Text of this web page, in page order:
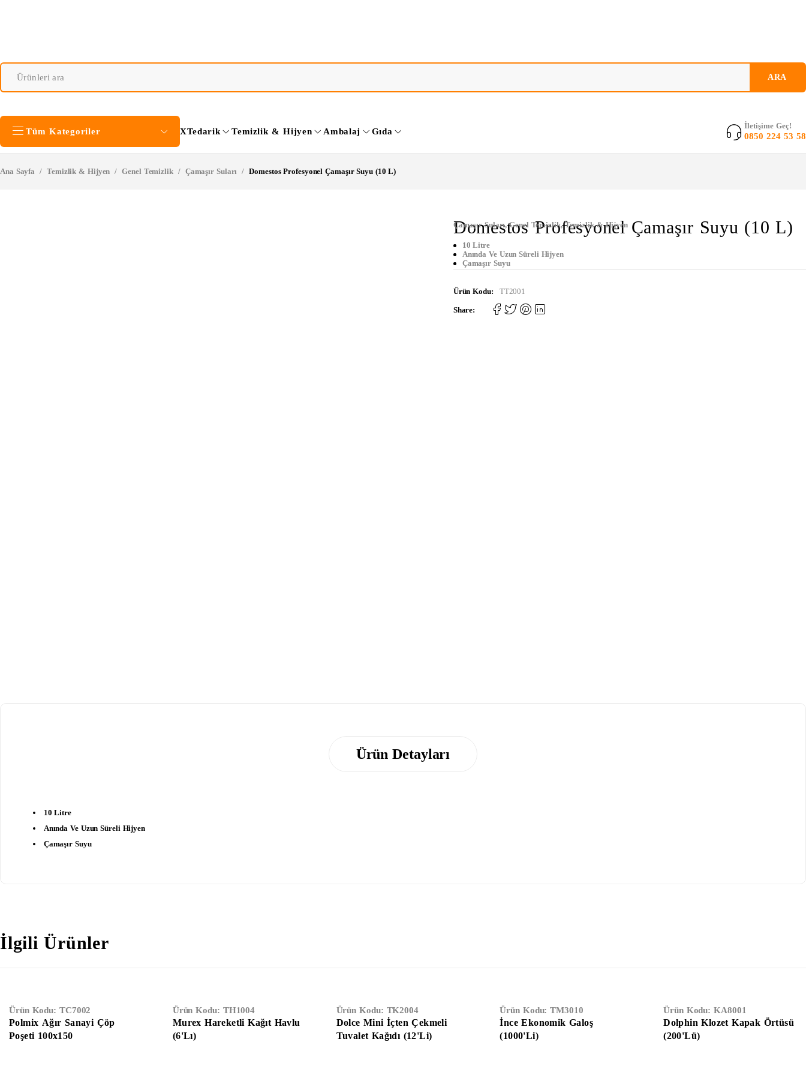
Tüm Kategoriler XTedarik Temizlik & Hijyen Ambalaj Gıda
İletişime Geç!
0850 224 53 58
Ana Sayfa / Temizlik & Hijyen / Genel Temizlik / Çamaşır Suları / Domestos Profesyonel Çamaşır Suyu (10 L)
Çamaşır Suları,Genel Temizlik,Temizlik & Hijyen
Domestos Profesyonel Çamaşır Suyu (10 L)
10 Litre
Anında Ve Uzun Süreli Hijyen
Çamaşır Suyu
Ürün Kodu: TT2001
Share:
Ürün Detayları
10 Litre
Anında Ve Uzun Süreli Hijyen
Çamaşır Suyu
İlgili Ürünler
Ürün Kodu: TC7002
Polmix Ağır Sanayi Çöp
Poşeti 100x150
Ürün Kodu: TH1004
Murex Hareketli Kağıt Havlu
(6'lı)
Ürün Kodu: TK2004
Dolce Mini İçten Çekmeli
Tuvalet Kağıdı (12'Li)
Ürün Kodu:TM3010
İnce Ekonomik Galoş
(1000'Li)
Ürün Kodu:KA8001
Dolphin Klozet Kapak Örtüsü
(200'Lü)